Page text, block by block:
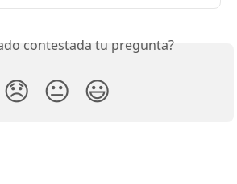
contestada tu pregunta?
😞 😐 😃